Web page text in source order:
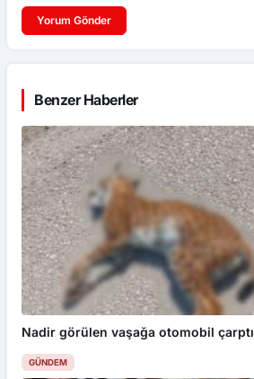
Yorum Gönder
Benzer Haberler
Nadir görülen vaşağa otomobil çarptı
GÜNDEM